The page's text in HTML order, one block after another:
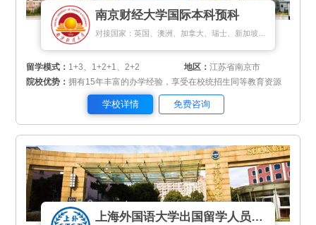
南京财经大学国际本科预科
留学模式： 1+3、1+2+1、2+2 地区：江苏省南京市
院校优势：拥有15年丰富的办学经验，享受在校统招生同等教育资源
学校详情 免费咨询
上海外国语大学出国留学人员培训部